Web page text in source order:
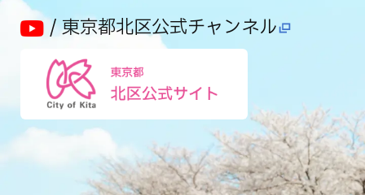
/ 東京都北区公式チャンネル